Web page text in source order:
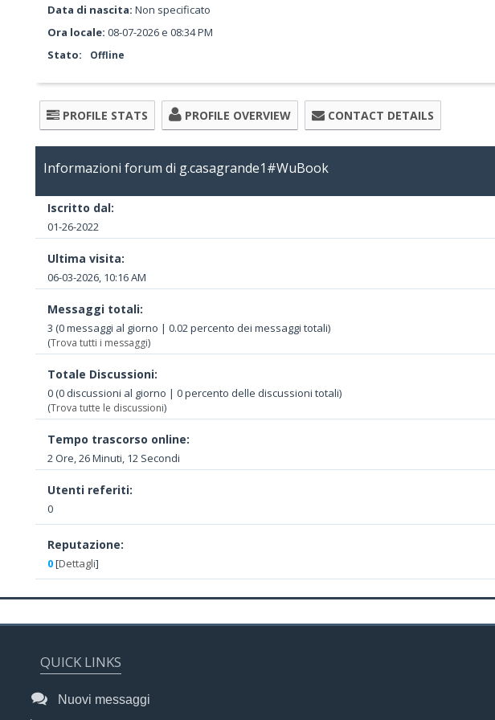
Data di nascita: Non specificato
Ora locale: 08-07-2026 e 08:34 PM
Stato:
Offline
PROFILE STATS PROFILE OVERVIEW CONTACT DETAILS
Informazioni forum di g.casagrande1#WuBook
Iscritto dal:
01-26-2022
Ultima visita:
06-03-2026, 10:16 AM
Messaggi totali:
3 (0 messaggi al giorno | 0.02 percento dei messaggi totali)
(Trova tutti i messaggi)
Totale Discussioni:
0 (0 discussioni al giorno | 0 percento delle discussioni totali)
(Trova tutte le discussioni)
Tempo trascorso online:
2 Ore, 26 Minuti, 12 Secondi
Utenti referiti:
0
Reputazione:
0[Dettagli]
QUICK LINKS
Nuovi messaggi